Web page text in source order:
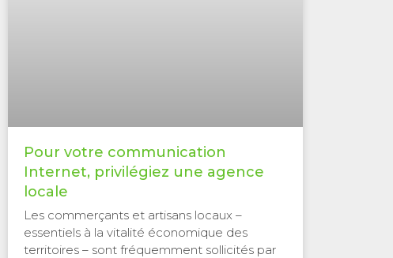
Pour votre communication
Internet, privilégiez une agence
locale
Les commerçants et artisans locaux –
essentiels à la vitalité économique des
territoires – sont fréquemment sollicités par